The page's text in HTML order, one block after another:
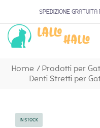
SPEDIZIONE GRATUITA
Home / Prodotti per
Denti Stretti per
IN STOCK